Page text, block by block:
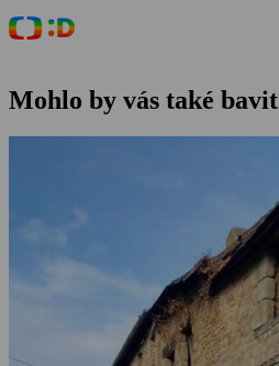
Mohlo by vás také bavit